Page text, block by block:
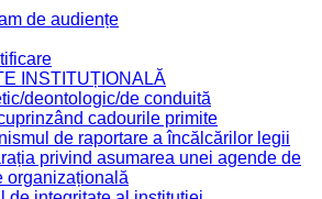
de audiențe
INSTITUȚIONALĂ
deontologic/de conduită
cadourile primite
de raportare a încălcărilor legii
privind asumarea unei agende de
organizațională